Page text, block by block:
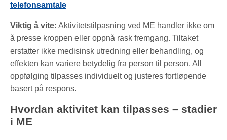
telefonsamtale
Viktig å vite: Aktivitetstilpasning ved ME handler ikke om
å presse kroppen eller oppnå rask fremgang. Tiltaket
erstatter ikke medisinsk utredning eller behandling, og
effekten kan variere betydelig fra person til person. All
oppfølging tilpasses individuelt og justeres fortløpende
basert på respons.
Hvordan aktivitet kan tilpasses – stadier
i ME